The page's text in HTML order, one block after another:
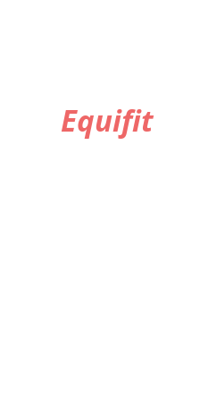
Equifit